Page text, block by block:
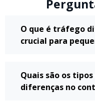
O que é tráfego
crucial para
Quais são os
diferenças no